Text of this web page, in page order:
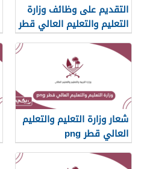
التقديم على وظائف وزارة
التعليم والتعليم العالي قطر
2025
شعار وزارة التعليم والتعليم
العالي قطر png